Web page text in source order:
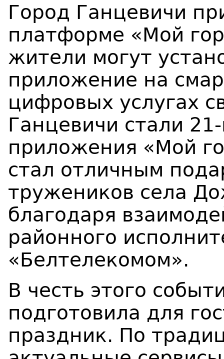
Город Ганцевичи
платформе «Мой
жители могут
приложение на
цифровых услугах
Ганцевичи стали
приложения «Мой
стал отличным
тружеников села
благодаря
районного
«Белтелекомом».
В честь этого
подготовила для
праздник. По